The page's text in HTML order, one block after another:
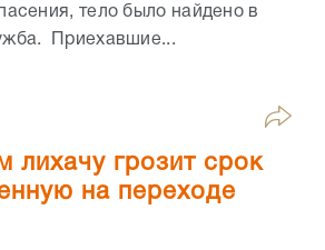
тело было найдено в
Приехавшие...
лихачу грозит срок
на переходе